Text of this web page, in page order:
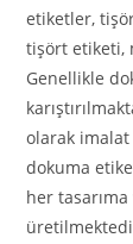
etiketler,
tişört etiketi,
Genellikle
olarak imalat
dokuma
her